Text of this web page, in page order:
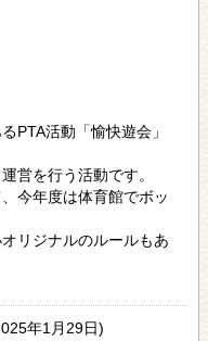
PTA活動「愉快遊会」
営を行う活動です。
今年度は体育館でボッ
リジナルのルールもあ
年1月29日)